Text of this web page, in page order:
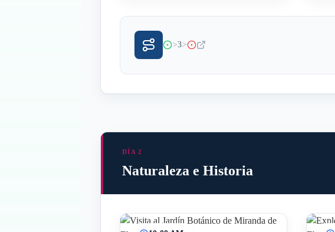
>3>
DÍA 2
Naturaleza e Historia